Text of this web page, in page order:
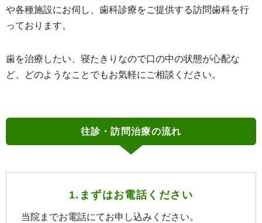
や各種施設にお伺し、歯科診療をご提供する訪問歯科を行
っております。
歯を治療したい、寝たきりなので口の中の状態が心配な
ど、どのようなことでもお気軽にご相談ください。
往診・訪問治療の流れ
1.まずはお電話ください
当院までお電話にてお申し込みください。